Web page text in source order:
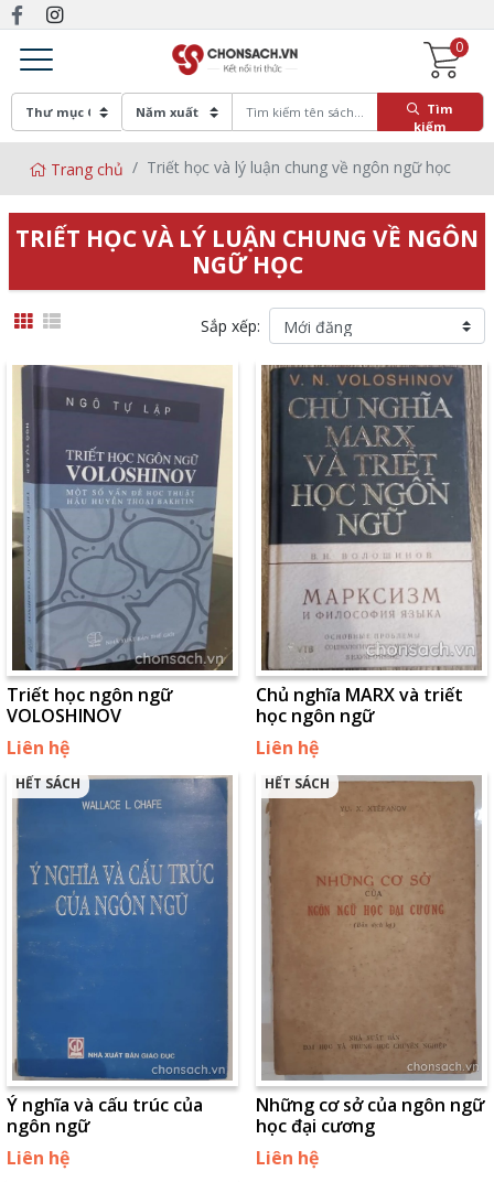
0
Tìm
kiếm
Trang chủ Triết học và lý luận chung về ngôn ngữ học
TRIẾT HỌC VÀ LÝ LUẬN CHUNG VỀ NGÔN
NGỮ HỌC
Sắp xếp:
Triết học ngôn ngữ
VOLOSHINOV
Liên hệ
Chủ nghĩa MARX và triết
học ngôn ngữ
Liên hệ
Ý nghĩa và cấu trúc của
ngôn ngữ
Liên hệ
HẾT SÁCH
Những cơ sở của ngôn ngữ
học đại cương
Liên hệ
HẾT SÁCH